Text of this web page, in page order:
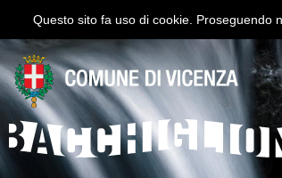
Questo sito fa uso di cookie. Proseguendo